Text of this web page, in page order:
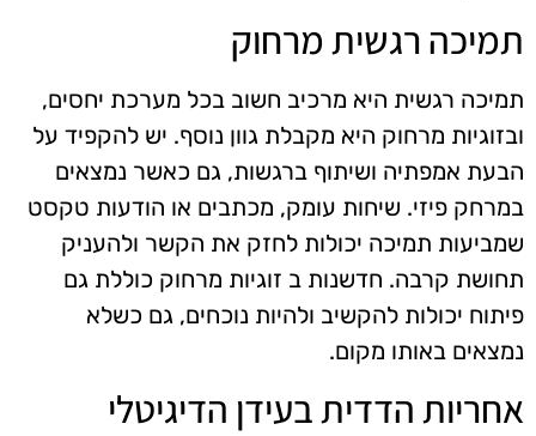
תמיכה רגשית מרחוק
תמיכה רגשית היא מרכיב חשוב בכל מערכת יחסים,
ובזוגיות מרחוק היא מקבלת גוון נוסף. יש להקפיד על
הבעת אמפתיה ושיתוף ברגשות, גם כאשר נמצאים
במרחק פיזי. שיחות עומק, מכתבים או הודעות טקסט
שמביעות תמיכה יכולות לחזק את הקשר ולהעניק
תחושת קרבה. חדשנות ב זוגיות מרחוק כוללת גם
פיתוח יכולות להקשיב ולהיות נוכחים, גם כשלא
נמצאים באותו מקום.
אחריות הדדית בעידן הדיגיטלי